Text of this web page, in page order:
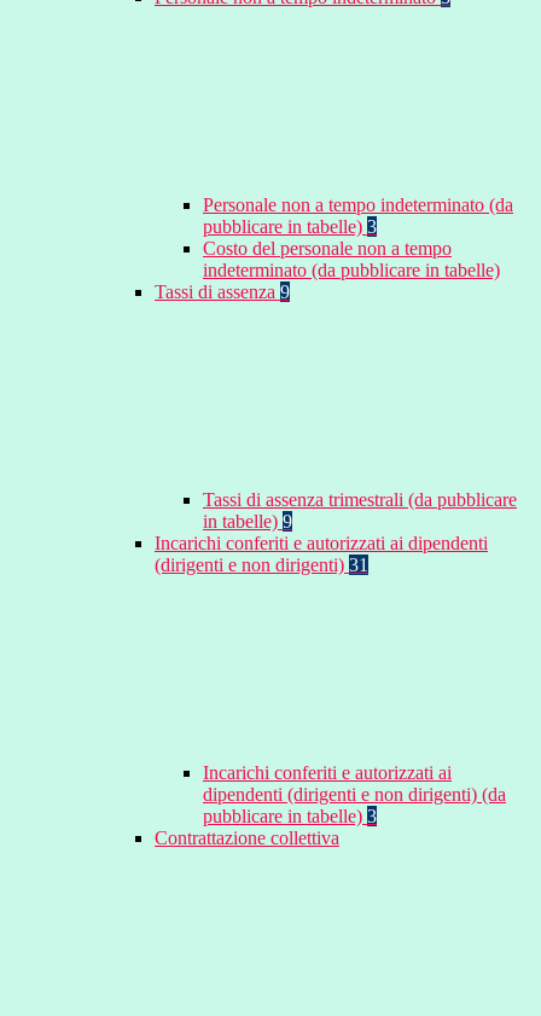
Personale non a tempo indeterminato (da
pubblicare in tabelle) 3
Costo del personale non a tempo
indeterminato (da pubblicare in tabelle)
Tassi di assenza 9
Tassi di assenza trimestrali (da pubblicare
in tabelle) 9
Incarichi conferiti e autorizzati ai dipendenti
(dirigenti e non dirigenti) 31
Incarichi conferiti e autorizzati ai
dipendenti (dirigenti e non dirigenti) (da
pubblicare in tabelle) 3
Contrattazione collettiva